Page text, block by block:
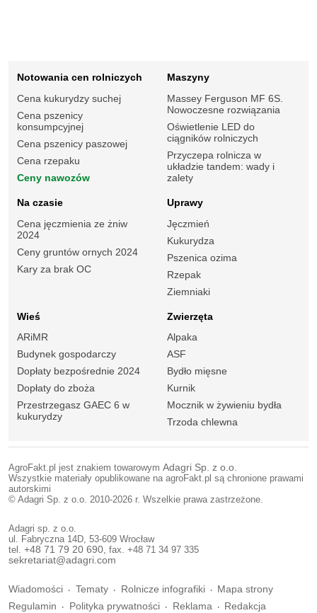
Notowania cen rolniczych
Cena kukurydzy suchej
Cena pszenicy
konsumpcyjnej
Cena pszenicy paszowej
Cena rzepaku
Ceny nawozów
Maszyny
Massey Ferguson MF 6S.
Nowoczesne rozwiązania
Oświetlenie LED do
ciągników rolniczych
Przyczepa rolnicza w
układzie tandem: wady i
zalety
Na czasie
Cena jęczmienia ze żniw
2024
Ceny gruntów ornych 2024
Kary za brak OC
Uprawy
Jęczmień
Kukurydza
Pszenica ozima
Rzepak
Ziemniaki
Wieś
ARiMR
Budynek gospodarczy
Dopłaty bezpośrednie 2024
Dopłaty do zboża
Przestrzegasz GAEC 6 w
kukurydzy
Zwierzęta
Alpaka
ASF
Bydło mięsne
Kurnik
Mocznik w żywieniu bydła
Trzoda chlewna
AgroFakt.pl jest znakiem towarowym Adagri Sp. z o.o.
Wszystkie materiały opublikowane na agroFakt.pl są chronione prawami
autorskimi
© Adagri Sp. z o.o. 2010-2026 r. Wszelkie prawa zastrzeżone.
Adagri sp. z o.o.
ul. Fabryczna 14D, 53-609 Wrocław
tel. +48 71 79 20 690 , fax. +48 71 34 97 335
sekretariat@adagri.com
Wiadomości Tematy Rolnicze infografiki
Mapa strony
Regulamin
Polityka prywatności Reklama Redakcja